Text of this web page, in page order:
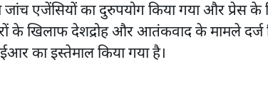
एजेंसियों का दुरुपयोग किया गया और प्रेस के
के खिलाफ देशद्रोह और आतंकवाद के मामले दर्ज
का इस्तेमाल किया गया है।